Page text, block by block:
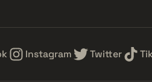
Instagram Twitter